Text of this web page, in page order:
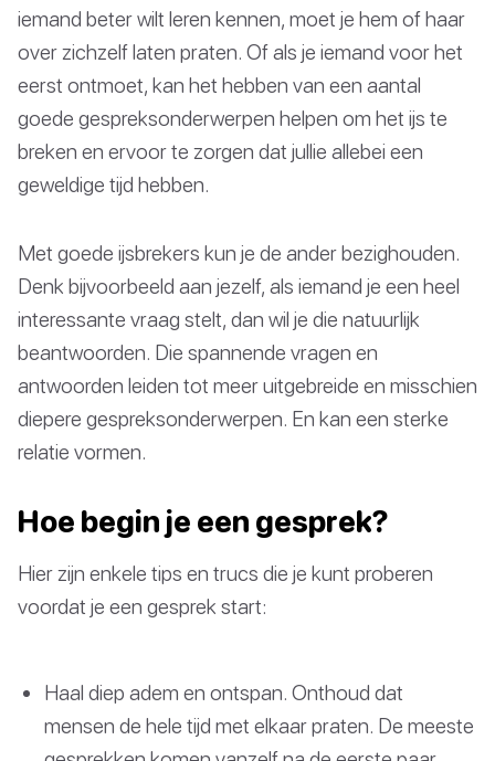
iemand beter wilt leren kennen, moet je hem of haar
over zichzelf laten praten. Of als je iemand voor het
eerst ontmoet, kan het hebben van een aantal
goede gespreksonderwerpen helpen om het ijs te
breken en ervoor te zorgen dat jullie allebei een
geweldige tijd hebben.
Met goede ijsbrekers kun je de ander bezighouden.
Denk bijvoorbeeld aan jezelf, als iemand je een heel
interessante vraag stelt, dan wil je die natuurlijk
beantwoorden. Die spannende vragen en
antwoorden leiden tot meer uitgebreide en misschien
diepere gespreksonderwerpen. En kan een sterke
relatie vormen.
Hoe begin je een gesprek?
Hier zijn enkele tips en trucs die je kunt proberen
voordat je een gesprek start:
Haal diep adem en ontspan. Onthoud dat
mensen de hele tijd met elkaar praten. De meeste